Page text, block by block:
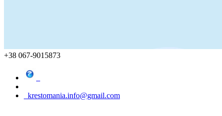
+38 067-9015873
krestomania.info@gmail.com